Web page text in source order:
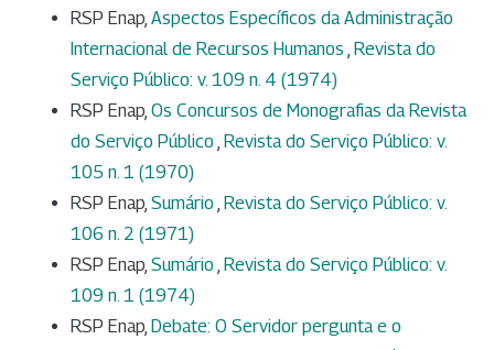
RSP Enap, Aspectos Específicos da Administração
Internacional de Recursos Humanos , Revista do
Serviço Público: v. 109 n. 4 (1974)
RSP Enap, Os Concursos de Monografias da Revista
do Serviço Público , Revista do Serviço Público: v.
105 n. 1 (1970)
RSP Enap, Sumário , Revista do Serviço Público: v.
106 n. 2 (1971)
RSP Enap, Sumário , Revista do Serviço Público: v.
109 n. 1 (1974)
RSP Enap, Debate: O Servidor pergunta e o